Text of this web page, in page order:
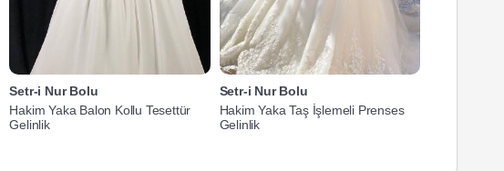
Setr-i Nur Bolu
Hakim Yaka Balon Kollu Tesettür
Gelinlik
Setr-i Nur Bolu
Hakim Yaka Taş İşlemeli Prenses
Gelinlik